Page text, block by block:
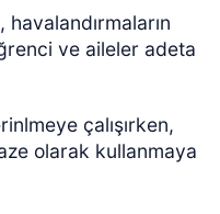
havalandırmaların
ve aileler adeta
çalışırken,
olarak kullanmaya